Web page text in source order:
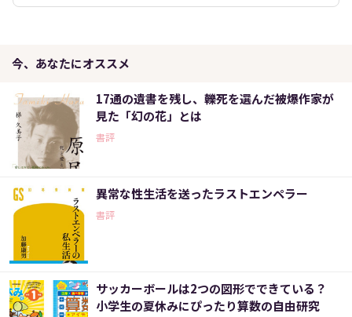
今、あなたにオススメ
17通の遺書を残し、轢死を選んだ被爆作家が
見た「幻の花」とは
書評
異常な性生活を送ったラストエンペラー
書評
サッカーボールは2つの図形でできている？
小学生の夏休みにぴったり算数の自由研究